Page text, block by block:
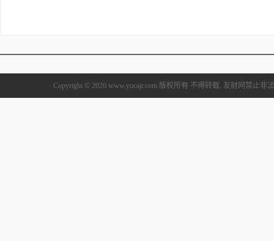
Copyright © 2026 www.yocajr.com 版权所有 不得转载. 友财网禁止非